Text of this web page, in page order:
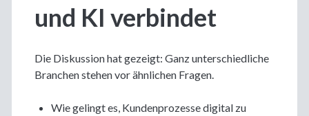
und KI verbindet
Die Diskussion hat gezeigt: Ganz unterschiedliche
Branchen stehen vor ähnlichen Fragen.
Wie gelingt es, Kundenprozesse digital zu